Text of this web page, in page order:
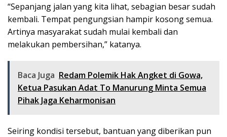
“Sepanjang jalan yang kita lihat, sebagian besar sudah
kembali. Tempat pengungsian hampir kosong semua.
Artinya masyarakat sudah mulai kembali dan
melakukan pembersihan,” katanya.
Baca Juga Redam Polemik Hak Angket di Gowa,
Ketua Pasukan Adat To Manurung Minta Semua
Pihak Jaga Keharmonisan
Seiring kondisi tersebut, bantuan yang diberikan pun